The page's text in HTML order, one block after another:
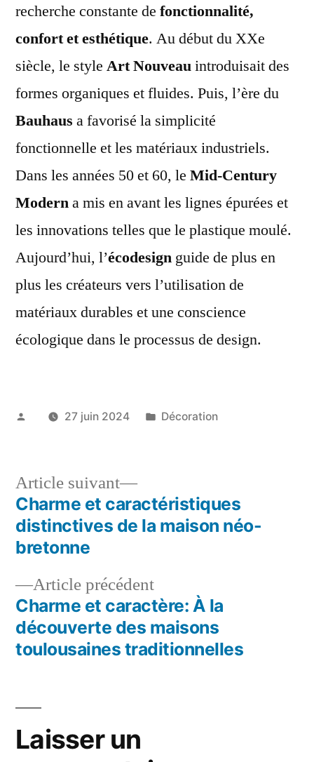
recherche constante de fonctionnalité,
confort et esthétique. Au début du XXe
siècle, le style Art Nouveauintroduisait des
formes organiques et fluides. Puis, l’ère du
Bauhaus a favorisé la simplicité
fonctionnelle et les matériaux industriels.
Dans les années 50 et 60, le Mid-Century
Moderna mis en avant les lignes épurées et
les innovations telles que le plastique moulé.
Aujourd’hui, l’écodesign guide de plus en
plus les créateurs vers l’utilisation de
matériaux durables et une conscience
écologique dans le processus de design.
Publié 27 juin 2024
Publié
Décoration
Navigation
de
l’article
Article précédentArticle
précédent :
Charme et caractère: À la
découverte des maisons
toulousaines traditionnelles
Article suivant
Article
suivant :
Charme et caractéristiques
distinctives de la maison néo-
bretonne
Laisser un